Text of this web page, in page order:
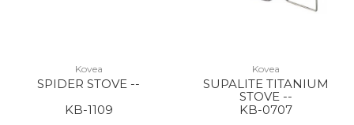
Kovea
SPIDER STOVE --
KB-1109
Kovea
SUPALITE TITANIUM
STOVE --
KB-0707